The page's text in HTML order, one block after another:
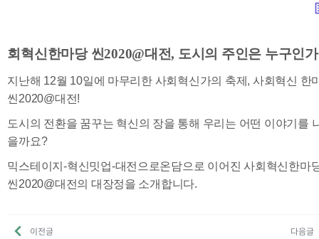
회혁신한마당 씬2020@대전, 도시의 주인은 누구인가
지난해 12월 10일에 마무리한 사회혁신가의 축제, 사회혁신 한
씬2020@대전!
도시의 전환을 꿈꾸는 혁신의 장을 통해 우리는 어떤 이야기를
을까요?
믹스테이지-혁신밋업-대전으로온담으로 이어진 사회혁신한마
씬2020@대전의 대장정을 소개합니다.
이전글 다음글